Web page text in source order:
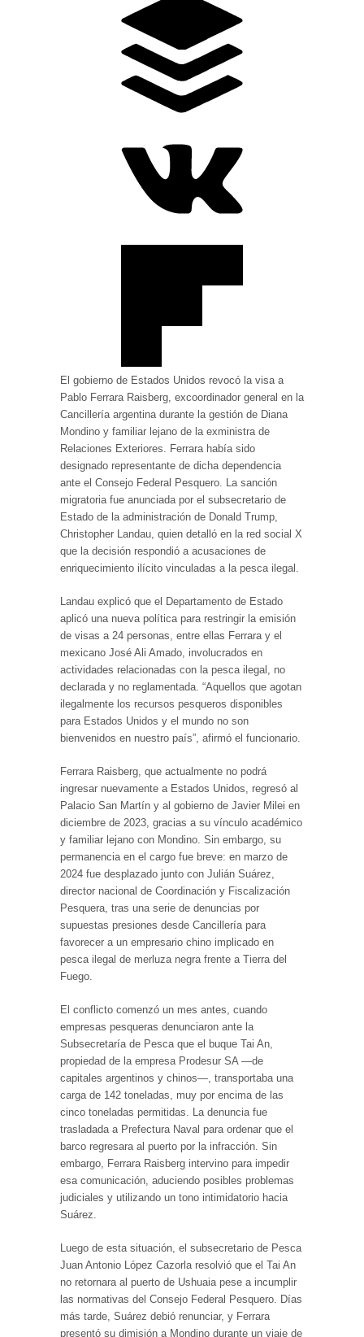
El gobierno de Estados Unidos revocó la visa a
Pablo Ferrara Raisberg, excoordinador general en la
Cancillería argentina durante la gestión de Diana
Mondino y familiar lejano de la exministra de
Relaciones Exteriores. Ferrara había sido
designado representante de dicha dependencia
ante el Consejo Federal Pesquero. La sanción
migratoria fue anunciada por el subsecretario de
Estado de la administración de Donald Trump,
Christopher Landau, quien detalló en la red social X
que la decisión respondió a acusaciones de
enriquecimiento ilícito vinculadas a la pesca ilegal.
Landau explicó que el Departamento de Estado
aplicó una nueva política para restringir la emisión
de visas a 24 personas, entre ellas Ferrara y el
mexicano José Ali Amado, involucrados en
actividades relacionadas con la pesca ilegal, no
declarada y no reglamentada. “Aquellos que agotan
ilegalmente los recursos pesqueros disponibles
para Estados Unidos y el mundo no son
bienvenidos en nuestro país”, afirmó el funcionario.
Ferrara Raisberg, que actualmente no podrá
ingresar nuevamente a Estados Unidos, regresó al
Palacio San Martín y al gobierno de Javier Milei en
diciembre de 2023, gracias a su vínculo académico
y familiar lejano con Mondino. Sin embargo, su
permanencia en el cargo fue breve: en marzo de
2024 fue desplazado junto con Julián Suárez,
director nacional de Coordinación y Fiscalización
Pesquera, tras una serie de denuncias por
supuestas presiones desde Cancillería para
favorecer a un empresario chino implicado en
pesca ilegal de merluza negra frente a Tierra del
Fuego.
El conflicto comenzó un mes antes, cuando
empresas pesqueras denunciaron ante la
Subsecretaría de Pesca que el buque Tai An,
propiedad de la empresa Prodesur SA —de
capitales argentinos y chinos—, transportaba una
carga de 142 toneladas, muy por encima de las
cinco toneladas permitidas. La denuncia fue
trasladada a Prefectura Naval para ordenar que el
barco regresara al puerto por la infracción. Sin
embargo, Ferrara Raisberg intervino para impedir
esa comunicación, aduciendo posibles problemas
judiciales y utilizando un tono intimidatorio hacia
Suárez.
Luego de esta situación, el subsecretario de Pesca
Juan Antonio López Cazorla resolvió que el Tai An
no retornara al puerto de Ushuaia pese a incumplir
las normativas del Consejo Federal Pesquero. Días
más tarde, Suárez debió renunciar, y Ferrara
presentó su dimisión a Mondino durante un viaje de